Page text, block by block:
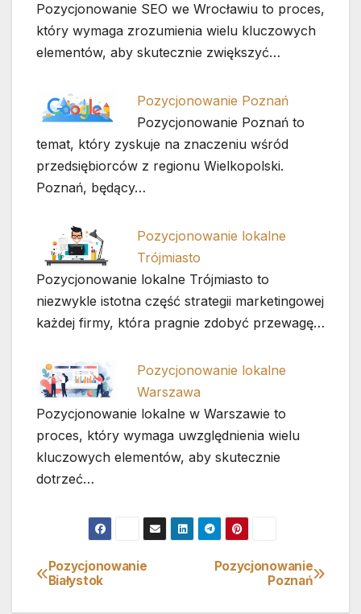
Pozycjonowanie SEO we Wrocławiu to proces,
który wymaga zrozumienia wielu kluczowych
elementów, aby skutecznie zwiększyć…
Pozycjonowanie Poznań
Pozycjonowanie Poznań to
temat, który zyskuje na znaczeniu wśród
przedsiębiorców z regionu Wielkopolski.
Poznań, będący…
Pozycjonowanie lokalne
Trójmiasto
Pozycjonowanie lokalne Trójmiasto to
niezwykle istotna część strategii marketingowej
każdej firmy, która pragnie zdobyć przewagę…
Pozycjonowanie lokalne
Warszawa
Pozycjonowanie lokalne w Warszawie to
proces, który wymaga uwzględnienia wielu
kluczowych elementów, aby skutecznie
dotrzeć…
Nawigacja
Pozycjonowanie
Poznań
Pozycjonowanie
Białystok